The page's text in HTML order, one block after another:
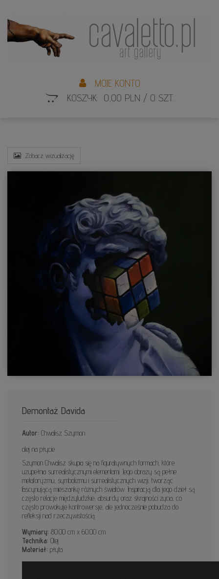
MOJE KONTO
KOSZYK: 0,00 PLN / 0 SZT.
Zobacz wizualizację
Demontaż Davida
Autor: Chwalisz Szymon
olej na płycie
Szymon Chwalisz skupia się na figuratywnych formach, które
uzupełnia surrealistycznymi elementami. Jego obrazy są pełne
metaforyzmu, symbolizmu i surrealistycznych wizji, tworząc
fascynującą mieszankę różnych światów. Inspiracją dla jego dzieł są
często relacje międzyludzkie, absurdy oraz skrajności życia, co
często prowokuje kontrowersje, ale jednocześnie pobudza do
refleksji nad rzeczywistością.
Wymiary: 80.00 cm x 60.00 cm
Technika: Olej
Materiał: płyta